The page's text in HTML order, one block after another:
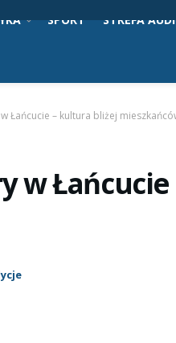
SPORT STREFA
Łańcucie – kultura bliżej
w